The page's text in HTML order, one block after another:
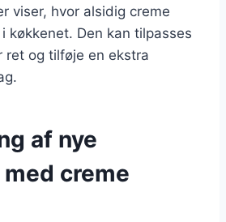
viser, hvor alsidig creme
køkkenet. Den kan tilpasses
og tilføje en ekstra
af nye
creme